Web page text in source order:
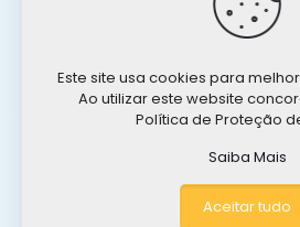
Copyright© 2026 - Todos os
Este site usa cookies para
Ao utilizar este website
Política de Proteção
Saiba Mais
Aceitar tudo